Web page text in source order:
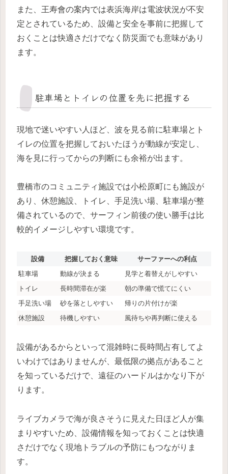
また、王寿會の案内では表浜海岸は電波状況が不安
定とされているため、設備と安全を事前に把握して
おくことは快適さだけでなく防災面でも意味があり
ます。
駐車場とトイレの位置を先に把握する
現地で迷いやすい人ほど、波を見る前に駐車場とト
イレの位置を把握しておいたほうが動線が安定し、
海を見に行ってからの判断にも余裕が出ます。
豊橋市のコミュニティ施設では小松原町にも施設が
あり、休憩施設、トイレ、手足洗い場、駐車場が整
備されているので、サーフィン前後の使い勝手は比
較的イメージしやすい環境です。
設備 把握しておく意味
サーファーへの利点
駐車場
動線が決まる
見学と着替えがしやすい
トイレ
長時間滞在が楽
朝の準備で慌てにくい
手足洗い場
砂を落としやすい
帰りの片付けが楽
休憩施設
待機しやすい 風待ちや再判断に使える
設備があるからといって混雑時に長時間占有してよ
いわけではありませんが、最低限の拠点があること
を知っているだけで、遠征のハードルはかなり下が
ります。
ライブカメラで海が良さそうに見えた日ほど人が集
まりやすいため、設備情報を知っておくことは快適
さだけでなく現地トラブルの予防にもつながりま
す。